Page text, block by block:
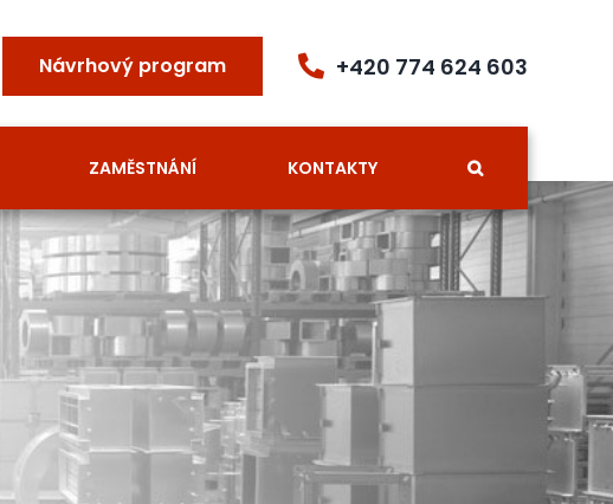
Návrhový program +420 774 624 603
ZAMĚSTNÁNÍ KONTAKTY